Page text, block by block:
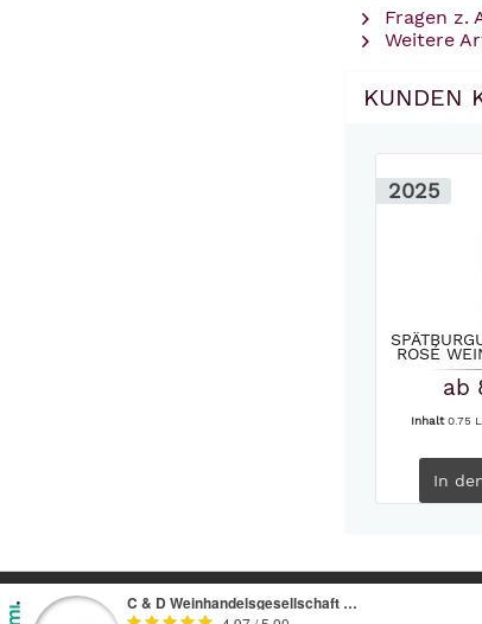
Fragen z.
Weitere
KUNDEN
2025
ROSÉ
ab
Inhalt0.75
In